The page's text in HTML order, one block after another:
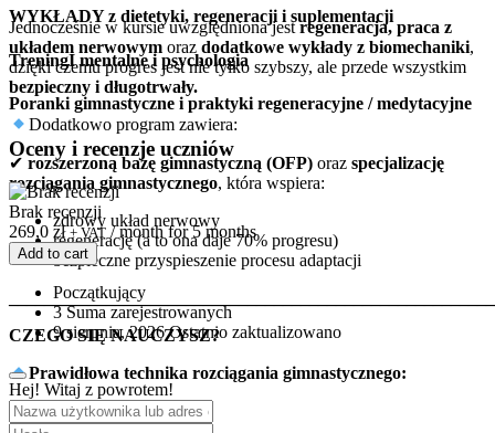
Jednocześnie w kursie uwzględniona jestregeneracja, praca z
układem nerwowym oraz dodatkowe wykłady z biomechaniki,
dzięki czemu progres jest nie tylko szybszy, ale przede wszystkim
bezpieczny i długotrwały.
Dodatkowo program zawiera:
✔ rozszerzoną bazę gimnastyczną (OFP) oraz specjalizację
rozciągania gimnastycznego, która wspiera:
zdrowy układ nerwowy
regenerację (a to ona daje 70% progresu)
bezpieczne przyspieszenie procesu adaptacji
CZEGO SIĘ NAUCZYSZ?
Prawidłowa technika rozciągania gimnastycznego:
✔ szpagat
WYKŁADY z dietetyki, regeneracji i suplementacji
TreningI mentalne i psychologia
Poranki gimnastyczne i praktyki regeneracyjne / medytacyjne
Oceny i recenzje uczniów
Brak recenzji
269,0 zł + VAT / month for 5 months
Add to cart
Początkujący
3 Suma zarejestrowanych
9 sierpnia, 2026 Ostatnio zaktualizowano
Hej! Witaj z powrotem!